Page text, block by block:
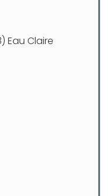
Eau Claire